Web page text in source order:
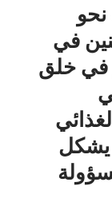
نحو
في
في خلق
يشكل